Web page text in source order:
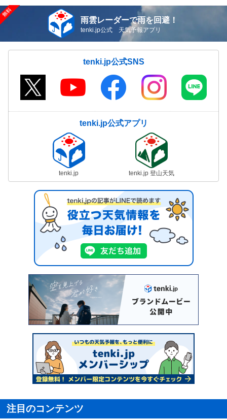
雨雲レーダーで雨を回避！
tenki.jp公式 天気予報アプリ
tenki.jp公式SNS
tenki.jp公式アプリ
tenki.jp tenki.jp 登山天気
注目のコンテンツ